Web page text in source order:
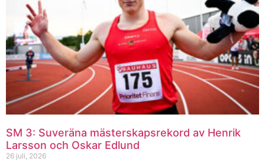
SM 3: Suveräna mästerskapsrekord av Henrik
Larsson och Oskar Edlund
26 juli, 2026